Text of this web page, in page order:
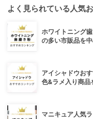
よく見られている人気
ホワイトニング
の多い市販品を
アイシャドウお
色&ラメ入り商品
マニキュア人気